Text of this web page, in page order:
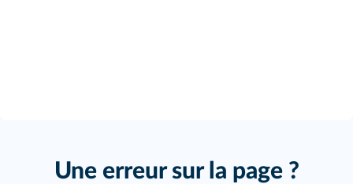
Une erreur sur la page ?